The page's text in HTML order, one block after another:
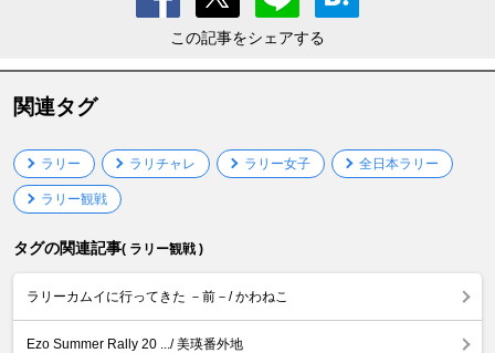
この記事をシェアする
関連タグ
ラリー ラリチャレ ラリー女子 全日本ラリー
ラリー観戦
タグの関連記事( ラリー観戦 )
ラリーカムイに行ってきた －前－/ かわねこ
Ezo Summer Rally 20 .../ 美瑛番外地